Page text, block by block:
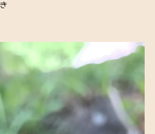
g
a
t
o